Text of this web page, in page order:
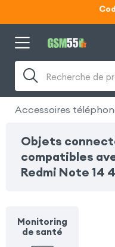
Recherche de
Accessoires
Objets
compatibles
Redmi Note 14
Monitoring
de santé